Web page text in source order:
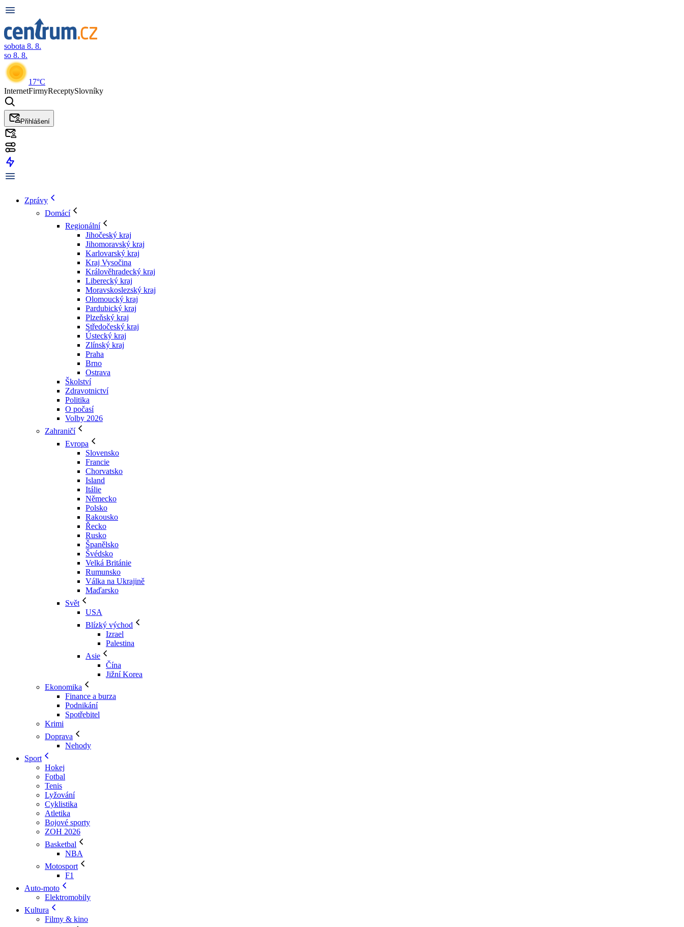
sobota 8. 8.
so 8. 8.
17°C
InternetFirmyReceptySlovníky
Přihlášení
Zprávy
Domácí
Regionální
Jihočeský kraj
Jihomoravský kraj
Karlovarský kraj
Kraj Vysočina
Králověhradecký kraj
Liberecký kraj
Moravskoslezský kraj
Olomoucký kraj
Pardubický kraj
Plzeňský kraj
Středočeský kraj
Ústecký kraj
Zlínský kraj
Praha
Brno
Ostrava
Školství
Zdravotnictví
Politika
O počasí
Volby 2026
Zahraničí
Evropa
Slovensko
Francie
Chorvatsko
Island
Itálie
Německo
Polsko
Rakousko
Řecko
Rusko
Španělsko
Švédsko
Velká Británie
Rumunsko
Válka na Ukrajině
Maďarsko
Svět
USA
Blízký východ
Izrael
Palestina
Asie
Čína
Jižní Korea
Ekonomika
Finance a burza
Podnikání
Spotřebitel
Krimi
Doprava
Nehody
Sport
Hokej
Fotbal
Tenis
Lyžování
Cyklistika
Atletika
Bojové sporty
ZOH 2026
Basketbal
NBA
Motosport
F1
Auto-moto
Elektromobily
Kultura
Filmy & kino